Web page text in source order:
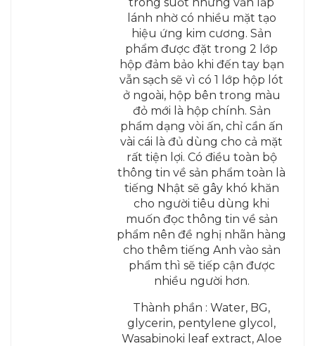
lánh nhờ có nhiều mặt tạo
hiệu ứng kim cương. Sản
phẩm được đặt trong 2 lớp
hộp đảm bảo khi đến tay bạn
vẫn sạch sẽ vì có 1 lớp hộp lót
ở ngoài, hộp bên trong màu
đỏ mới là hộp chính. Sản
phẩm dạng vòi ấn, chỉ cần ấn
vài cái là đủ dùng cho cả mặt
rất tiện lợi. Có điều toàn bộ
thông tin về sản phẩm toàn là
tiếng Nhật sẽ gây khó khăn
cho người tiêu dùng khi
muốn đọc thông tin về sản
phẩm nên đề nghị nhãn hàng
cho thêm tiếng Anh vào sản
phẩm thì sẽ tiếp cận được
nhiều người hơn.
Thành phần : Water, BG,
glycerin, pentylene glycol,
Wasabinoki leaf extract, Aloe